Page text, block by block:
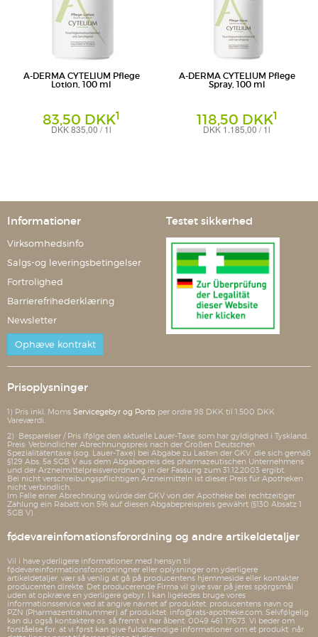
A-DERMA CYTELIUM Pflege
Lotion, 100 ml
83,50 DKK1
DKK 835,00 / 1l
A-DERMA CYTELIUM Pflege
Spray, 100 ml
118,50 DKK1
DKK 1.185,00 / 1l
Informationer
Virksomhedsinfo
Salgs-og leveringsbetingelser
Fortrolighed
Barrierefrihederklæring
Newsletter
Ophæve kontrakt
Testet sikkerhed
Prisoplysninger
1) Pris inkl. Moms Servicegebyr og Porto per ordre 98 DKK til 1.500 DKK
Vareværdi.
2) Besparelser / Pris ifølge den aktuelle Lauer-Taxe, som har gyldighed i Tyskland.
Preis: Verbindlicher Abrechnungspreis nach der Großen Deutschen
Spezialitätentaxe (sog. Lauer-Taxe) bei Abgabe zu Lasten der GKV, die sich gemäß
§129 Abs. 5a SGB V aus dem Abgabepreis des pharmazeutischen Unternehmens
und der Arzneimittelpreisverordnung in der Fassung zum 31.12.2003 ergibt.
Bei nicht verschreibungspflichtigen Arzneimitteln ist dieser Preis für Apotheken
nicht verbindlich.
Im Falle einer Abrechnung würde der GKV von der Apotheke bei rechtzeitiger
Zahlung ein Rabatt von 5% auf diesen Abgabepreispreis gewährt (§130 Absatz 1
SGB V).
fødevareinfomationsforordning og andre artikeldetaljer
Vil i have yderligere informationer med hensyn til
fødevareinformationsforordningner eller oplysninger om yderligere
artikeldetaljer, vær så venlig at gå på producentens hjemmeside eller kontakter
producenten direkte. Det producerende Firma vil give svar på jeres spørgsmål
uden at opkræve en yderligere gebyr. I kan ligeledes bruge vores
informationsservice ved at angive navnet af produktet, producentens navn og
PZN (Pharmazentralnummer) af produktet: info@rats-apotheke.com. Selvfølgelig
kan du også kontaktere os, så fremt vi har åbent: 0049 461 17673. Vi beder om
forståelse for, at vi først kan give fuldstændige informationer om et produkt, når